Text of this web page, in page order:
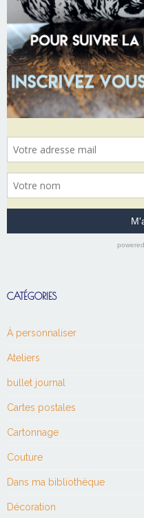
CATÉGORIES
À personnaliser
Ateliers
bullet journal
Cartes postales
Cartonnage
Couture
Dans ma bibliothèque
Décoration